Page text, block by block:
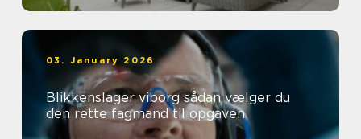
03. January 2026
Blikkenslager viborg sådan vælger du
den rette fagmand til opgaven